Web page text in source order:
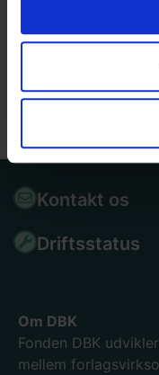
Ordrestatus
Kontakt os
Driftsstatus
Om DBK
Fonden DBK
mellem